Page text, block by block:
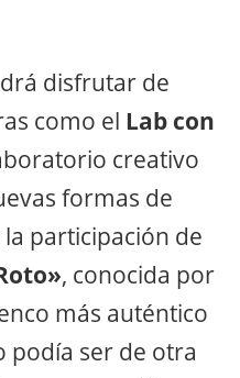
disfrutar de
como el Lab con
creativo
formas de
participación de
, conocida por
más auténtico
podía ser de otra